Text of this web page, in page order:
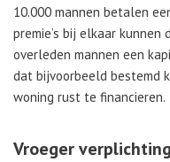
10.000 mannen betalen
premie’s bij elkaar
overleden mannen een
dat bijvoorbeeld bestemd
woning rust te financieren.
Vroeger